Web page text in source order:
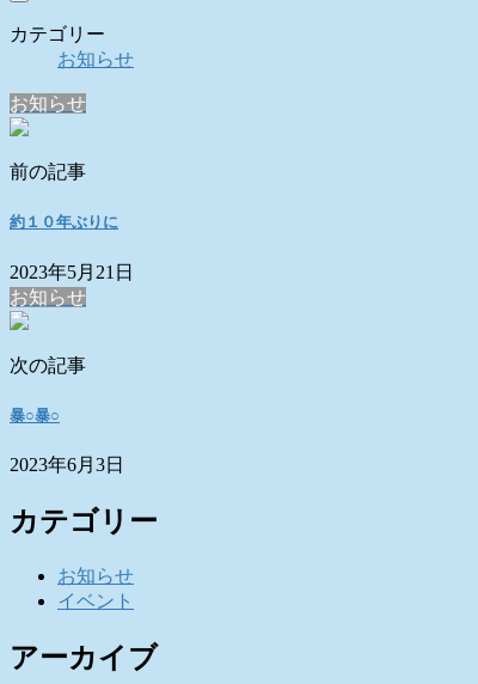
カテゴリー
お知らせ
お知らせ
前の記事
約１０年ぶりに
2023年5月21日
お知らせ
次の記事
暴○暴○
2023年6月3日
カテゴリー
お知らせ
イベント
アーカイブ